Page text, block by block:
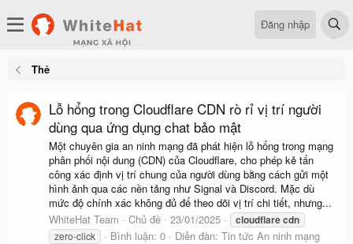
Đăng nhập
Thẻ
Lỗ hổng trong Cloudflare CDN rò rỉ vị trí người
dùng qua ứng dụng chat bảo mật
Một chuyên gia an ninh mạng đã phát hiện lỗ hổng trong mạng
phân phối nội dung (CDN) của Cloudflare, cho phép kẻ tấn
công xác định vị trí chung của người dùng bằng cách gửi một
hình ảnh qua các nền tảng như Signal và Discord. Mặc dù
mức độ chính xác không đủ để theo dõi vị trí chi tiết, nhưng...
WhiteHat Team
Chủ đề 23/01/2025 cloudflarecdn
zero-click Bình luận: 0 Diễn đàn: Tin tức An ninh mạng